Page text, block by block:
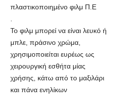
πλαστικοποιημένο φιλμ Π.Ε
.
Το φιλμ μπορεί να είναι λευκό ή
μπλε, πράσινο χρώμα,
χρησιμοποιείται ευρέως ως
χειρουργική εσθήτα μίας
χρήσης, κάτω από το μαξιλάρι
και πάνα ενηλίκων